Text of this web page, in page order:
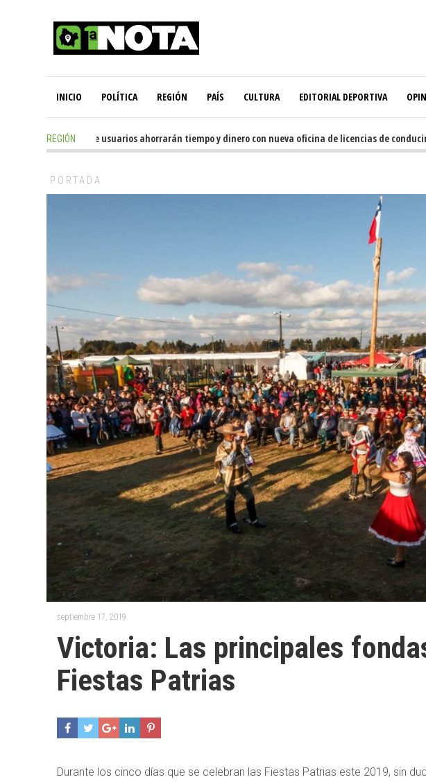
INICIO POLÍTICA REGIÓN PAÍS CULTURA EDITORIAL DEPORTIVA
REGIÓN
Miles de usuarios ahorrarán tiempo y dinero con nueva oficina de licencias de conducir en
PORTADA
septiembre 17, 2019
Victoria: Las principales
Fiestas Patrias
Durante los cinco días que se celebran las Fiestas Patrias este 2019, sin